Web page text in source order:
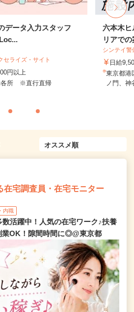
データ入力スタッフ
セライズ・サイト
円以上
各所 ※直行直帰
六本木ヒ
リアで
シンテイ
日給
東京都港
ノ門、
在宅調査員・在宅モニター
内職
活躍中！人気の在宅ワーク♪扶養
業OK！隙間時間に◎@東京都